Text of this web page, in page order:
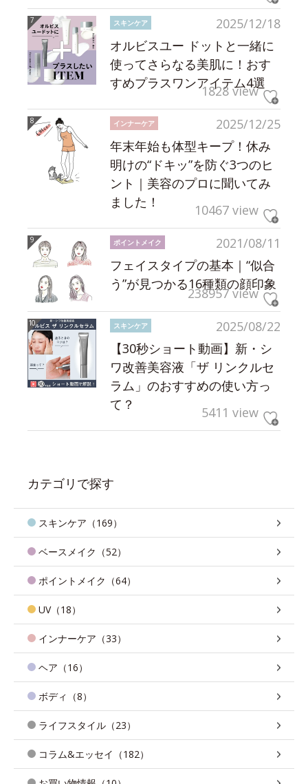
2025/12/18
スキンケア
オルビスユー ドットと一緒に
使ってさらなる美肌に！おす
すめプラスワンアイテム4選
1828 view
2025/12/25
インナーケア
年末年始も体型キープ！休み
明けの“ドキッ”を防ぐ3つのヒ
ント｜美容のプロに聞いてみ
ました！
10467 view
2021/08/11
ポイントメイク
フェイスタイプの基本｜“似合
う”が見つかる16種類の顔印象
238957 view
2025/08/22
スキンケア
【30秒ショート動画】新・シ
ワ改善美容液「ザ リンクルセ
ラム」のおすすめの使い方っ
て？
5411 view
カテゴリで探す
スキンケア（169）
ベースメイク（52）
ポイントメイク（64）
UV（18）
インナーケア（33）
ヘア（16）
ボディ（8）
ライフスタイル（23）
コラム&エッセイ（182）